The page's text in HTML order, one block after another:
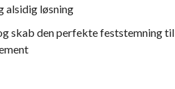
alsidig løsning
skab den perfekte feststemning til